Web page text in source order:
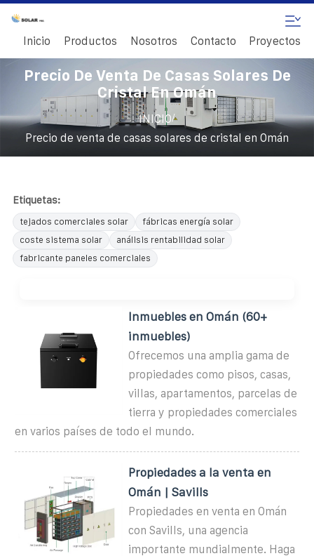
Inicio Productos Nosotros Contacto Proyectos
Precio De Venta De Casas Solares De
Cristal En Omán
INICIO/
Precio de venta de casas solares de cristal en Omán
Etiquetas:
tejados comerciales solar
fábricas energía solar
coste sistema solar
análisis rentabilidad solar
fabricante paneles comerciales
Inmuebles en Omán (60+
inmuebles)
Ofrecemos una amplia gama de
propiedades como pisos, casas,
villas, apartamentos, parcelas de
tierra y propiedades comerciales
en varios países de todo el mundo.
Propiedades a la venta en
Omán | Savills
Propiedades en venta en Omán
con Savills, una agencia
importante mundialmente. Haga